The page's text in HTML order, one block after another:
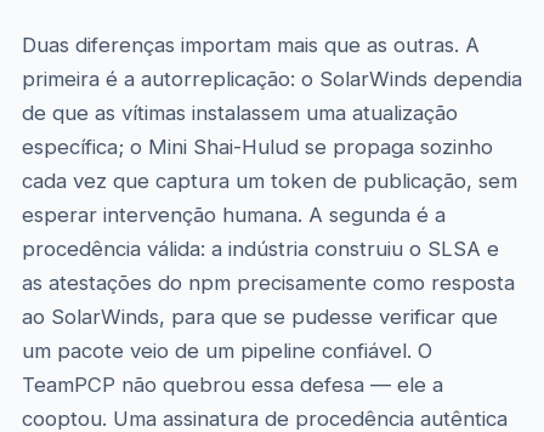
Duas diferenças importam mais que as outras. A
primeira é a autorreplicação: o SolarWinds dependia
de que as vítimas instalassem uma atualização
específica; o Mini Shai-Hulud se propaga sozinho
cada vez que captura um token de publicação, sem
esperar intervenção humana. A segunda é a
procedência válida: a indústria construiu o SLSA e
as atestações do npm precisamente como resposta
ao SolarWinds, para que se pudesse verificar que
um pacote veio de um pipeline confiável. O
TeamPCP não quebrou essa defesa — ele a
cooptou. Uma assinatura de procedência autêntica